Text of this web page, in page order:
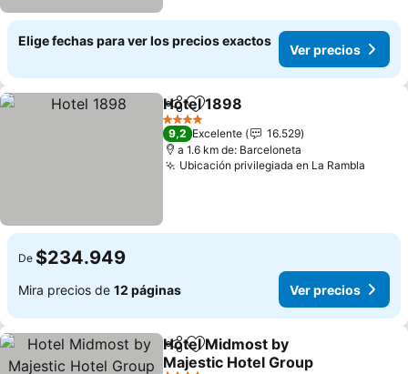
Elige fechas para ver los precios exactos
Ver precios
CompartirAgregar a favoritos
Hotel 1898
4 Estrellas
9,2 Excelente
16.529
a 1.6 km de: Barceloneta
Ubicación privilegiada en La Rambla
De $234.949
Mira precios de 12 páginas Ver precios
CompartirAgregar a favoritos
Hotel Midmost by
Majestic Hotel Group